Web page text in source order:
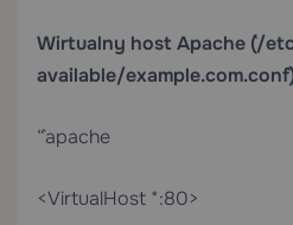
Wirtualny host Apache (`/
available/
“`apache
<VirtualHost *:80>